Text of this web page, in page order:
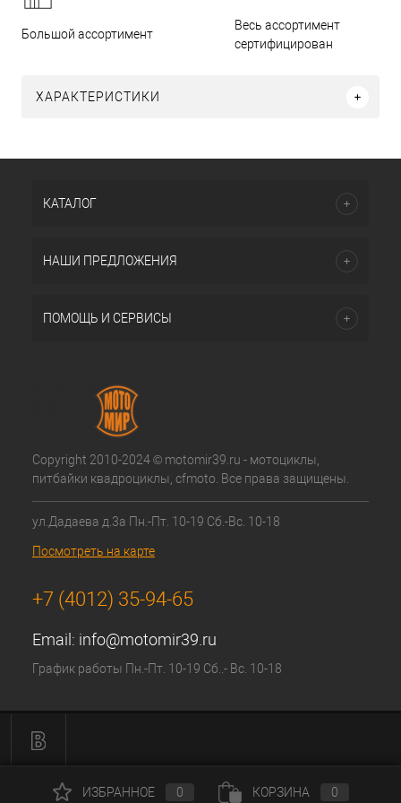
Большой ассортимент
Весь ассортимент
сертифицирован
ХАРАКТЕРИСТИКИ
КАТАЛОГ
НАШИ ПРЕДЛОЖЕНИЯ
ПОМОЩЬ И СЕРВИСЫ
Copyright 2010-2024 © motomir39.ru - мотоциклы,
питбайки квадроциклы, cfmoto. Все права защищены.
ул.Дадаева д.3а Пн.-Пт. 10-19 Сб.-Вс. 10-18
Посмотреть на карте
+7 (4012) 35-94-65
Email: info@motomir39.ru
График работы Пн.-Пт. 10-19 Сб..- Вс. 10-18
ИЗБРАННОЕ 0 КОРЗИНА 0